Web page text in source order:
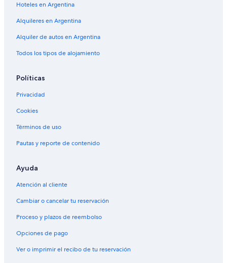
Hoteles en Argentina
Alquileres en Argentina
Alquiler de autos en Argentina
Todos los tipos de alojamiento
Políticas
Privacidad
Cookies
Términos de uso
Pautas y reporte de contenido
Ayuda
Atención al cliente
Cambiar o cancelar tu reservación
Proceso y plazos de reembolso
Opciones de pago
Ver o imprimir el recibo de tu reservación